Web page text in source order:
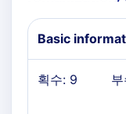
Basic
획수: 9